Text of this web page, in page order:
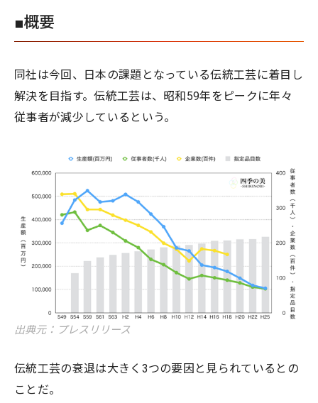
■概要
同社は今回、日本の課題となっている伝統工芸に着目し
解決を目指す。伝統工芸は、昭和59年をピークに年々
従事者が減少しているという。
出典元：プレスリリース
伝統工芸の衰退は大きく3つの要因と見られているとの
ことだ。